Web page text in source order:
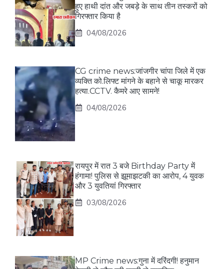
हुए हाथी दांत और जबड़े के साथ तीन तस्करों को
गिरफ्तार किया है
04/08/2026
CG crime news:जांजगीर चांपा जिले में एक
व्यक्ति को.लिफ्ट मांगने के बहाने से चाकू मारकर
हत्या.CCTV. कैमरे आए सामने!
04/08/2026
रायपुर में रात 3 बजे Birthday Party में
हंगामा! पुलिस से झूमाझटकी का आरोप, 4 युवक
और 3 युवतियां गिरफ्तार
03/08/2026
MP Crime news:गुना में दरिंदगी! हनुमान